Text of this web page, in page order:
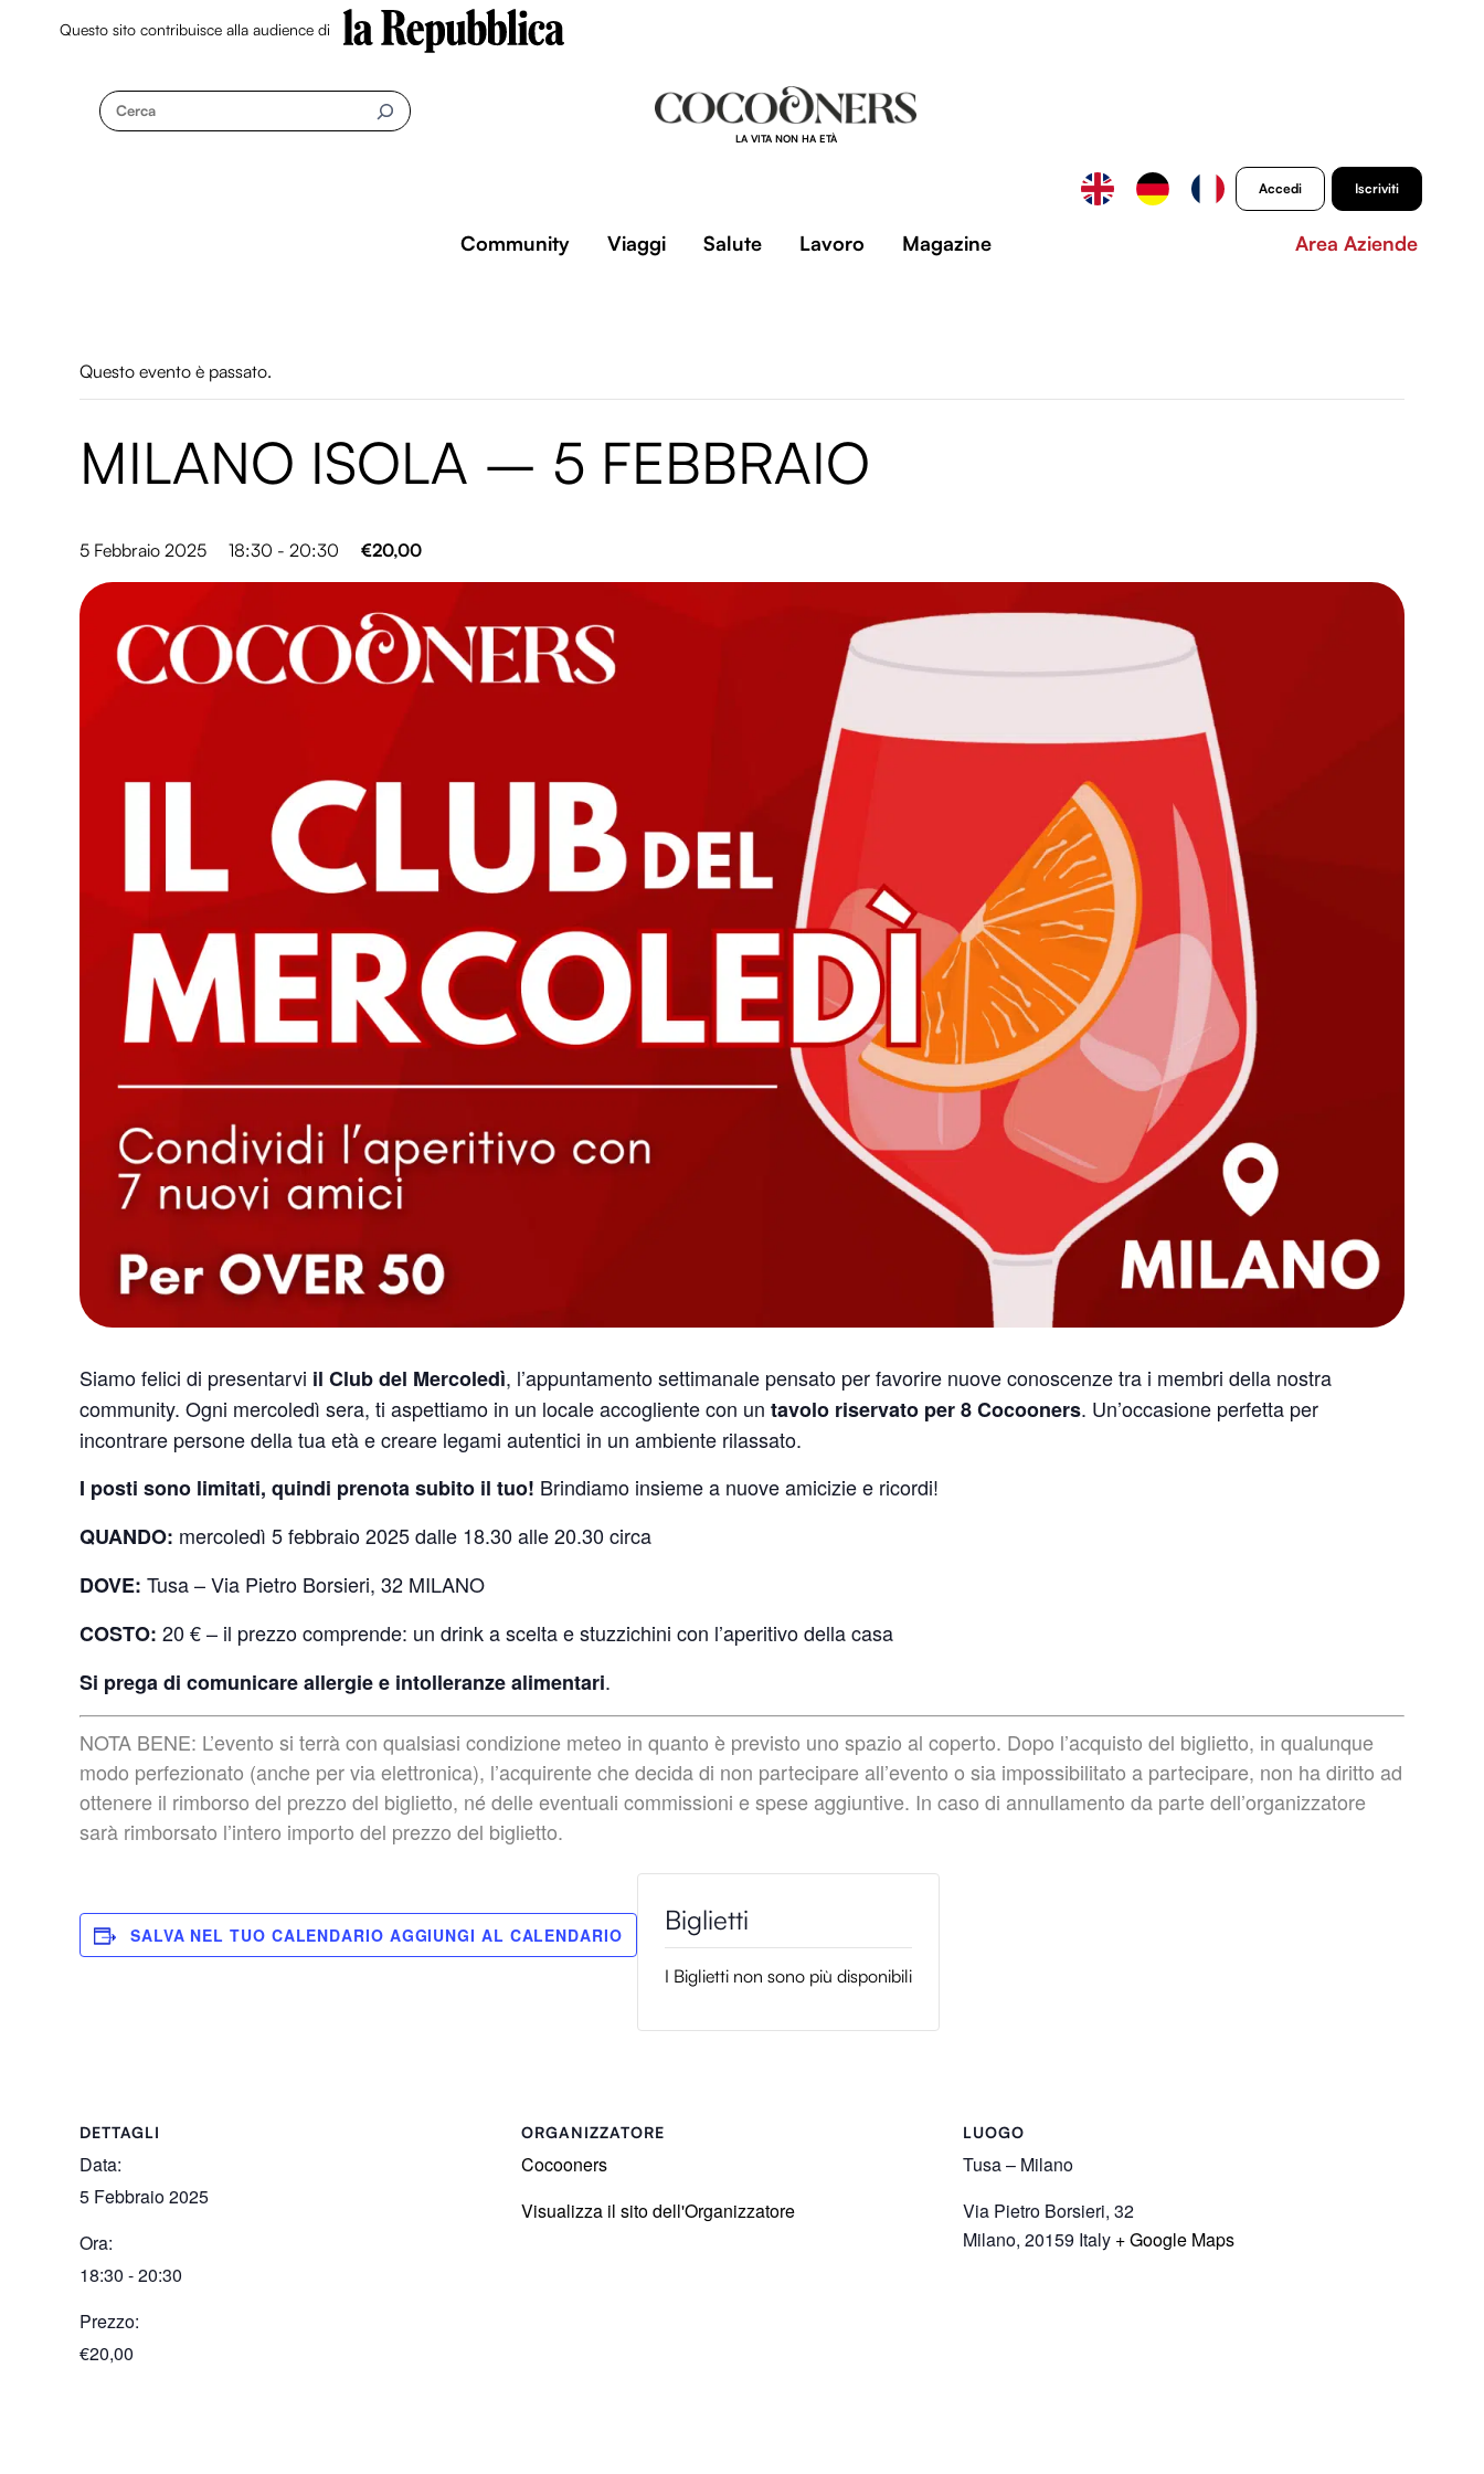
Questo sito contribuisce alla audience di
Cerca
LA VITA NON HA ETÀ
Accedi Iscriviti
Community Viaggi Salute Lavoro Magazine Area Aziende
Questo evento è passato.
MILANO ISOLA – 5 FEBBRAIO
5 Febbraio 2025 18:30 - 20:30 €20,00
Siamo felici di presentarvi il Club del Mercoledì, l’appuntamento settimanale pensato per favorire nuove conoscenze tra i membri della nostra
community. Ogni mercoledì sera, ti aspettiamo in un locale accogliente con un tavolo riservato per 8 Cocooners. Un’occasione perfetta per
incontrare persone della tua età e creare legami autentici in un ambiente rilassato.
I posti sono limitati, quindi prenota subito il tuo! Brindiamo insieme a nuove amicizie e ricordi!
QUANDO: mercoledì 5 febbraio 2025 dalle 18.30 alle 20.30 circa
DOVE: Tusa – Via Pietro Borsieri, 32 MILANO
COSTO: 20 € – il prezzo comprende: un drink a scelta e stuzzichini con l’aperitivo della casa
Si prega di comunicare allergie e intolleranze alimentari.
NOTA BENE: L’evento si terrà con qualsiasi condizione meteo in quanto è previsto uno spazio al coperto. Dopo l’acquisto del biglietto, in qualunque
modo perfezionato (anche per via elettronica), l’acquirente che decida di non partecipare all’evento o sia impossibilitato a partecipare, non ha diritto ad
ottenere il rimborso del prezzo del biglietto, né delle eventuali commissioni e spese aggiuntive. In caso di annullamento da parte dell’organizzatore
sarà rimborsato l’intero importo del prezzo del biglietto.
SALVA NEL TUO CALENDARIO
DETTAGLI
Data:
5 Febbraio 2025
Ora:
18:30 - 20:30
Prezzo:
€20,00
ORGANIZZATORE
Cocooners
Visualizza il sito dell'Organizzatore
LUOGO
Tusa – Milano
Via Pietro Borsieri, 32
Milano, 20159 Italy + Google Maps
I Biglietti non sono più disponibili